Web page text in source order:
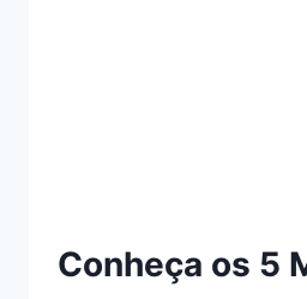
Conheça os 5